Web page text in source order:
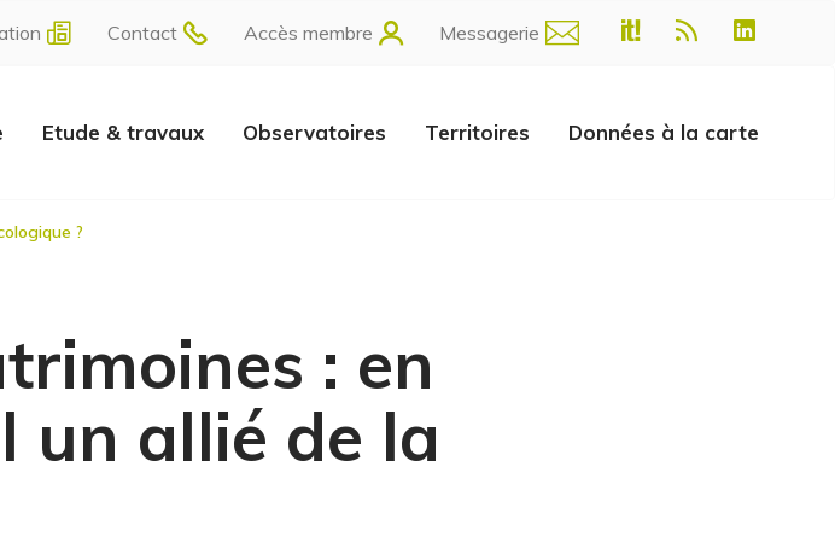
Contact Accès membre Messagerie
Etude & travaux Observatoires Territoires Données à la carte
?
: en
un allié de la